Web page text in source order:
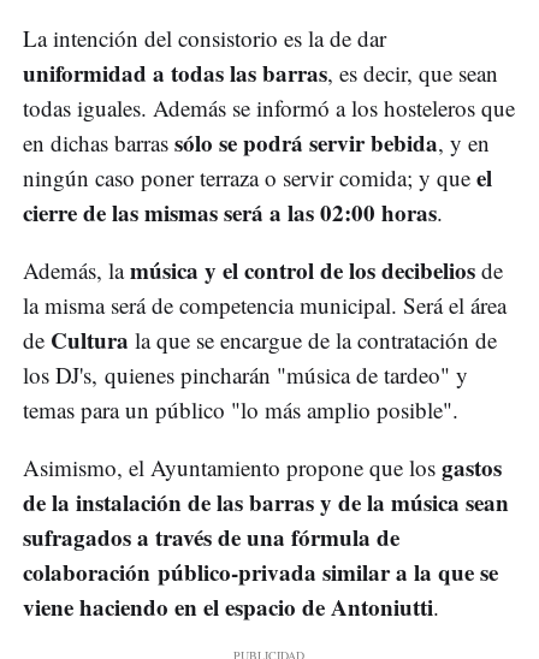
La intención del consistorio es la de dar
uniformidad a todas las barras, es decir, que sean
todas iguales. Además se informó a los hosteleros que
en dichas barras sólo se podrá servir bebida, y en
ningún caso poner terraza o servir comida; y que el
cierre de las mismas será a las 02:00 horas.
Además, lamúsica y el control de los decibelios de
la misma será de competencia municipal. Será el área
de Cultura la que se encargue de la contratación de
los DJ's, quienes pincharán "música de tardeo" y
temas para un público "lo más amplio posible".
Asimismo, el Ayuntamiento propone que los gastos
de la instalación de las barras y de la música sean
sufragados a través de una fórmula de
colaboración público-privada similar a la que se
viene haciendo en el espacio de Antoniutti.